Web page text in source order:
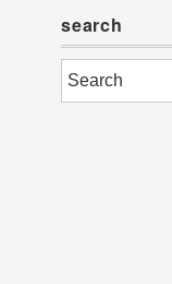
search